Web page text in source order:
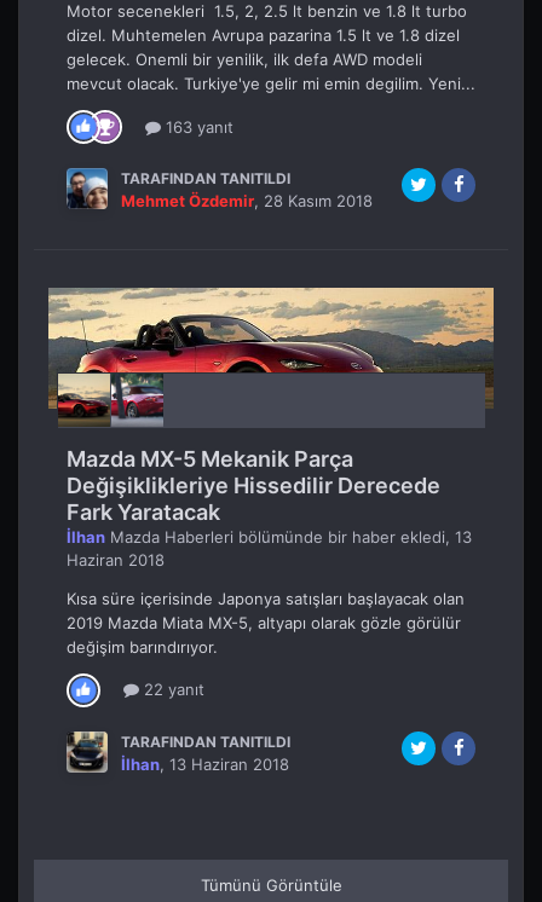
Motor secenekleri 1.5, 2, 2.5 lt benzin ve 1.8 lt turbo
dizel. Muhtemelen Avrupa pazarina 1.5 lt ve 1.8 dizel
gelecek. Onemli bir yenilik, ilk defa AWD modeli
mevcut olacak. Turkiye'ye gelir mi emin degilim. Yeni...
163 yanıt
TARAFINDAN TANITILDI
Mehmet Özdemir, 28 Kasım 2018
Mazda MX-5 Mekanik Parça
Değişiklikleriye Hissedilir Derecede
Fark Yaratacak
İlhan Mazda Haberleri bölümünde bir haber ekledi, 13
Haziran 2018
Kısa süre içerisinde Japonya satışları başlayacak olan
2019 Mazda Miata MX-5, altyapı olarak gözle görülür
değişim barındırıyor.
22 yanıt
TARAFINDAN TANITILDI
İlhan, 13 Haziran 2018
Tümünü Görüntüle